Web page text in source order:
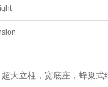
大立柱，宽底座，蜂巢式